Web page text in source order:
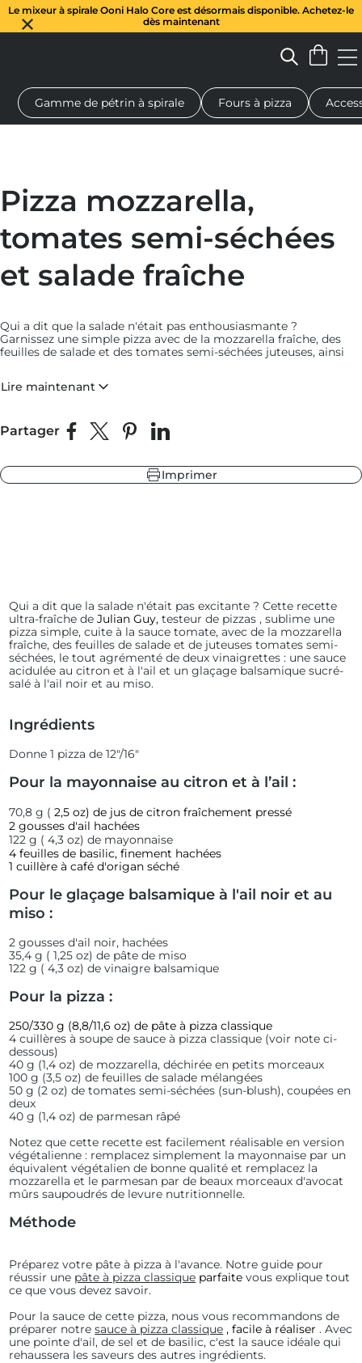
Le mixeur à spirale Ooni Halo Core est désormais disponible. Achetez-le
dès maintenant
ardoise
à pizza au feu de bois Pétrin à pâte Cadeaux Planches de
Gamme de pétrin à spirale Fours à pizza
Pizza mozzarella,
tomates semi-séchées
et salade fraîche
Qui a dit que la salade n'était pas enthousiasmante ?
Garnissez une simple pizza avec de la mozzarella fraîche, des
feuilles de salade et des tomates semi-séchées juteuses, ainsi
Lire maintenant
Partager Partager sur Facebook
Partager sur X
Épingler sur Pinterest
Partager sur LinkedIn
Imprimer
Qui a dit que la salade n'était pas excitante ? Cette recette
ultra-fraîche de Julian Guy,testeur de pizzas , sublime une
pizza simple, cuite à la sauce tomate, avec de la mozzarella
fraîche, des feuilles de salade et de juteuses tomates semi-
séchées, le tout agrémenté de deux vinaigrettes : une sauce
acidulée au citron et à l'ail et un glaçage balsamique sucré-
salé à l'ail noir et au miso.
Ingrédients
Donne 1 pizza de 12"/16"
Pour la mayonnaise au citron et à l’ail :
70,8 g ( 2,5 oz) de jus de citron fraîchement pressé
2 gousses d'ail hachées
122 g ( 4,3 oz) de mayonnaise
4 feuilles de basilic, finement hachées
1 cuillère à café d'origan séché
Pour le glaçage balsamique à l'ail noir et au
miso :
2 gousses d'ail noir, hachées
35,4 g ( 1,25 oz) de pâte de miso
122 g ( 4,3 oz) de vinaigre balsamique
Pour la pizza :
250/330 g (8,8/11,6 oz) de pâte à pizza classique
4 cuillères à soupe de sauce à pizza classique (voir note ci-
dessous)
40 g (1,4 oz) de mozzarella, déchirée en petits morceaux
100 g (3,5 oz) de feuilles de salade mélangées
50 g (2 oz) de tomates semi-séchées (sun-blush), coupées en
deux
40 g (1,4 oz) de parmesan râpé
Notez que cette recette est facilement réalisable en version
végétalienne : remplacez simplement la mayonnaise par un
équivalent végétalien de bonne qualité et remplacez la
mozzarella et le parmesan par de beaux morceaux d'avocat
mûrs saupoudrés de levure nutritionnelle.
Méthode
Préparez votre pâte à pizza à l'avance. Notre guide pour
réussir une pâte à pizza classique parfaitevous explique tout
ce que vous devez savoir.
Pour la sauce de cette pizza, nous vous recommandons de
préparer notre sauce à pizza classique , facile à réaliser. Avec
une pointe d'ail, de sel et de basilic, c'est la sauce idéale qui
rehaussera les saveurs des autres ingrédients.